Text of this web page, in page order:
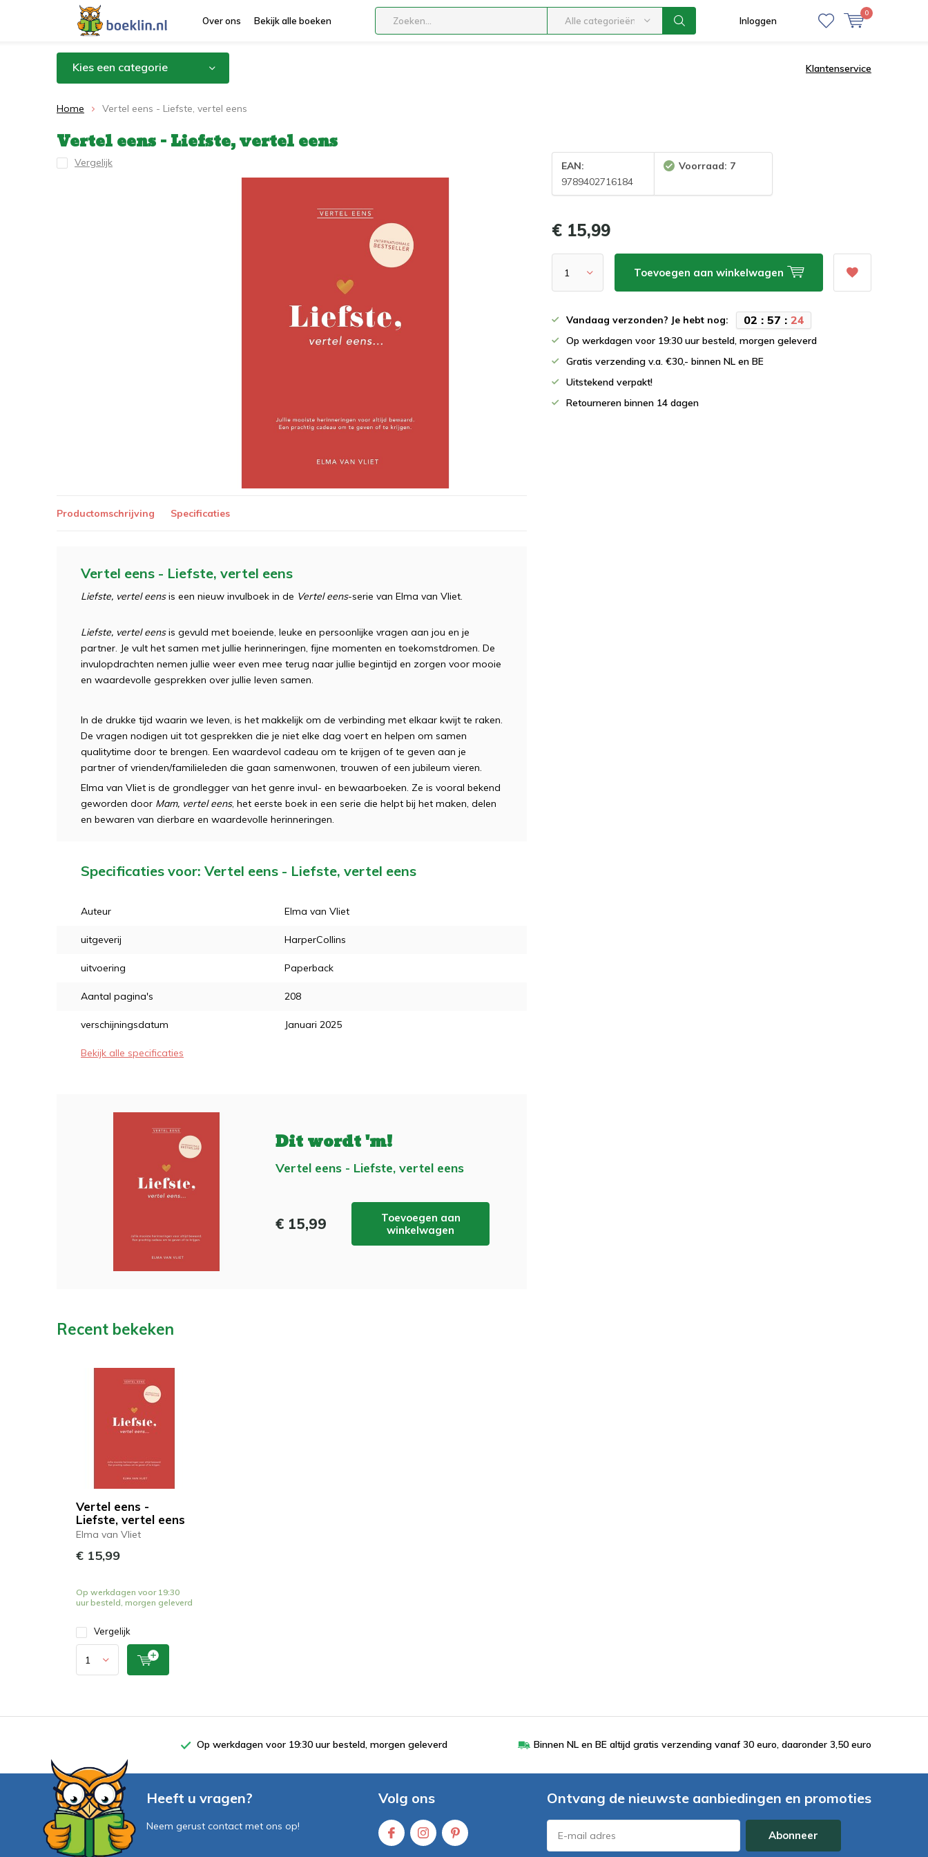
Over ons Bekijk alle boeken Alle categorieën Inloggen
0
Kies een categorie Klantenservice
Home Vertel eens - Liefste, vertel eens
Vertel eens - Liefste, vertel eens
Vergelijk
EAN:
9789402716184
Voorraad: 7
€ 15,99
Toevoegen aan winkelwagen
Vandaag verzonden? Je hebt nog: 02 :57 :23
Op werkdagen voor 19:30 uur besteld, morgen geleverd
Gratis verzending v.a. €30,- binnen NL en BE
Uitstekend verpakt!
Retourneren binnen 14 dagen
Productomschrijving Specificaties
Vertel eens - Liefste, vertel eens
Liefste, vertel eensis een nieuw invulboek in de Vertel eens-serie van Elma van Vliet.
Liefste, vertel eensis gevuld met boeiende, leuke en persoonlijke vragen aan jou en je
partner. Je vult het samen met jullie herinneringen, fijne momenten en toekomstdromen. De
invulopdrachten nemen jullie weer even mee terug naar jullie begintijd en zorgen voor mooie
en waardevolle gesprekken over jullie leven samen.
In de drukke tijd waarin we leven, is het makkelijk om de verbinding met elkaar kwijt te raken.
De vragen nodigen uit tot gesprekken die je niet elke dag voert en helpen om samen
qualitytime door te brengen. Een waardevol cadeau om te krijgen of te geven aan je
partner of vrienden/familieleden die gaan samenwonen, trouwen of een jubileum vieren.
Elma van Vliet is de grondlegger van het genre invul- en bewaarboeken. Ze is vooral bekend
geworden door Mam, vertel eens, het eerste boek in een serie die helpt bij het maken, delen
en bewaren van dierbare en waardevolle herinneringen.
Specificaties voor: Vertel eens - Liefste, vertel eens
Auteur Elma van Vliet
uitgeverij HarperCollins
uitvoering Paperback
Aantal pagina's 208
verschijningsdatum Januari 2025
Bekijk alle specificaties
Dit wordt 'm!
Vertel eens - Liefste, vertel eens
€ 15,99
Toevoegen aan
winkelwagen
Recent bekeken
Vertel eens -
Liefste, vertel eens
Elma van Vliet
€ 15,99
Op werkdagen voor 19:30
uur besteld, morgen geleverd
Vergelijk
Op werkdagen voor 19:30 uur besteld, morgen geleverd Binnen NL en BE altijd gratis verzending vanaf 30 euro, daaronder 3,50 euro
Heeft u vragen?
Neem gerust contact met ons op!
Volg ons Ontvang de nieuwste aanbiedingen en promoties
Abonneer